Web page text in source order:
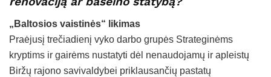
„Baltosios vaistinės“ likimas
Praėjusį trečiadienį vyko darbo grupės Strateginėms
kryptims ir gairėms nustatyti dėl nenaudojamų ir apleistų
Biržų rajono savivaldybei priklausančių pastatų